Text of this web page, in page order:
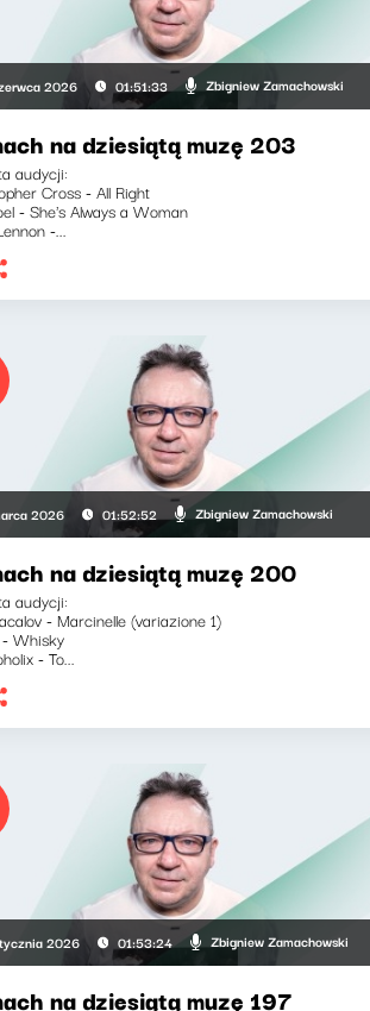
2026 01:51:33 Zbigniew Zamachowski
na dziesiątą muzę 203
audycji:
Cross - All Right
- She's Always a Woman
-...
2026 01:52:52 Zbigniew Zamachowski
na dziesiątą muzę 200
audycji:
- Marcinelle (variazione 1)
Whisky
- To...
2026 01:53:24 Zbigniew Zamachowski
na dziesiątą muzę 197